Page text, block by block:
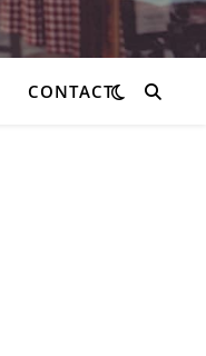
CONTACT